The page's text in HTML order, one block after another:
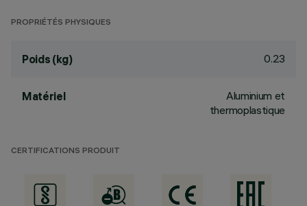
PROPRIÉTÉS PHYSIQUES
Poids (kg) 0.23
Matériel
Aluminium et
thermoplastique
CERTIFICATIONS PRODUIT